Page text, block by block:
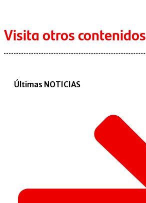
Visita otros contenidos
Últimas NOTICIAS